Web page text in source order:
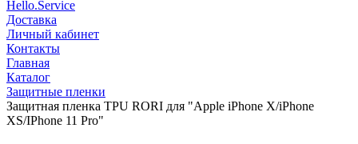
Hello.Service
Доставка
Личный кабинет
Контакты
Главная
Каталог
Защитные пленки
Защитная пленка TPU RORI для "Apple iPhone X/iPhone
XS/IPhone 11 Pro"